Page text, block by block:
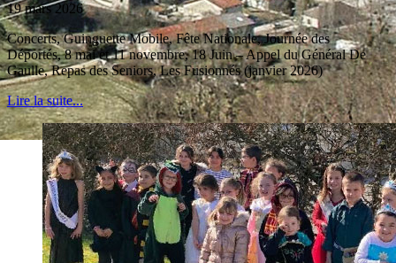
19 mars 2026
Concerts, Guinguette Mobile, Fête Nationale, Journée des
Déportés, 8 mai et 11 novembre, 18 Juin – Appel du Général De
Gaulle, Repas des Seniors, Les Fusionnés (janvier 2026)
Lire la suite...